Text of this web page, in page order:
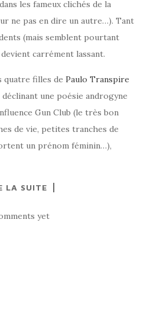
les fameux clichés de la
ne pas en dire un autre…). Tant
(mais semblent pourtant
carrément lassant.
quatre filles de Paulo Transpire
une poésie androgyne
Gun Club (le très bon
de vie, petites tranches de
un prénom féminin…),
LA SUITE
yet